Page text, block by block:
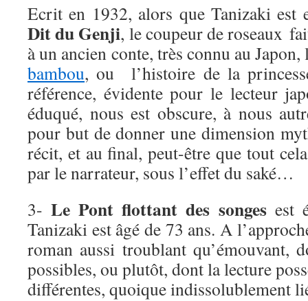
Ecrit en 1932, alors que Tanizaki est
Dit du Genji, le coupeur de roseaux
à un ancien conte, très connu au
bambou, ou l’histoire de la
référence, évidente pour le lecteur
éduqué, nous est obscure, à nous
pour but de donner une dimension
récit, et au final, peut-être que tout
par le narrateur, sous l’effet du saké…
3-Le Pont flottant des songesest
Tanizaki est âgé de 73 ans. A
roman aussi troublant qu’émouvant,
possibles, ou plutôt, dont la lecture
différentes, quoique indissolublement